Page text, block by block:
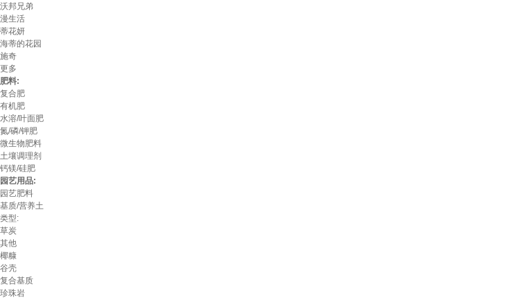
沃邦兄弟
漫生活
蒂花妍
海蒂的花园
施奇
更多
肥料:
复合肥
有机肥
水溶/叶面肥
氮/磷/钾肥
微生物肥料
土壤调理剂
钙镁/硅肥
园艺用品:
园艺肥料
基质/营养土
类型:
草炭
其他
椰糠
谷壳
复合基质
珍珠岩